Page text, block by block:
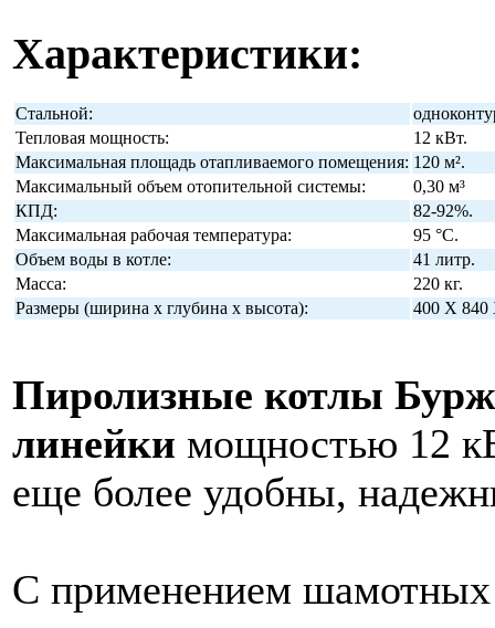
Характеристики:
Стальной:
Тепловая мощность:
12 кВт.
Максимальная площадь отапливаемого помещения: 120 м².
Максимальный объем отопительной системы:
0,30 м³
КПД:
82-92%.
Максимальная рабочая температура:
95 °C.
Объем воды в котле:
41 литр.
Масса:
220 кг.
Размеры (ширина х глубина х высота):
400 Х 840
Пиролизные котлы
линейки мощностью 12
еще более удобны,
С применением шамотных